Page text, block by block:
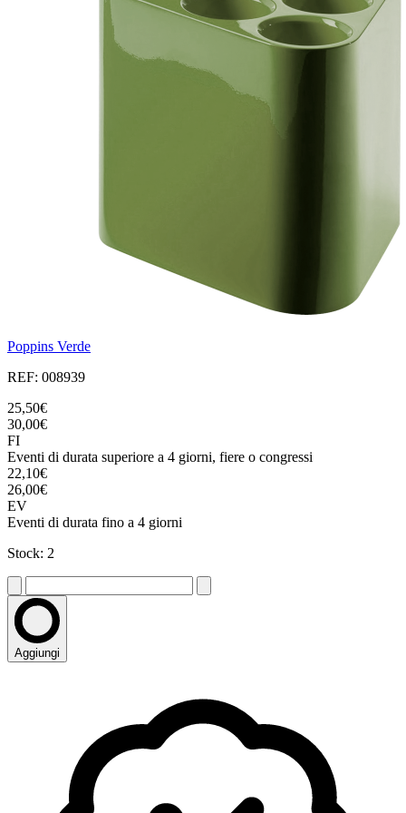
Poppins Verde
REF: 008939
25,50€
30,00€
FI
Eventi di durata superiore a 4 giorni, fiere o congressi
22,10€
26,00€
EV
Eventi di durata fino a 4 giorni
Stock: 2
Aggiungi